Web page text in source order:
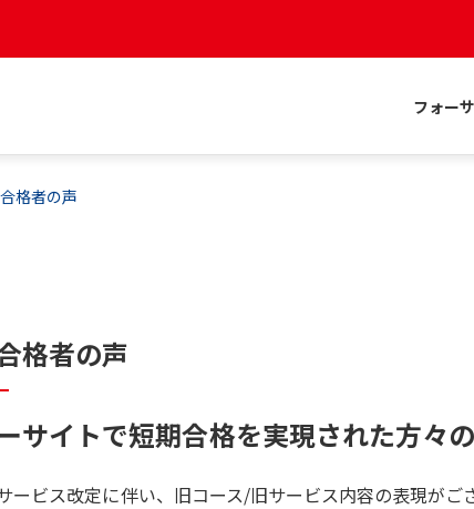
フォー
格者の声
格者の声
サイトで短期合格を実現された方々
ビス改定に伴い、旧コース/旧サービス内容の表現がご